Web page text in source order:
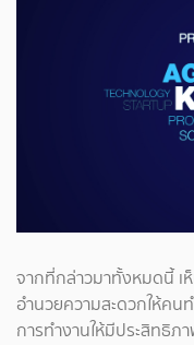
จากที่กล่าวมาทั้งหมดนี้ เ
อำนวยความสะดวกให้คน
การทำงานให้มีประสิทธิ